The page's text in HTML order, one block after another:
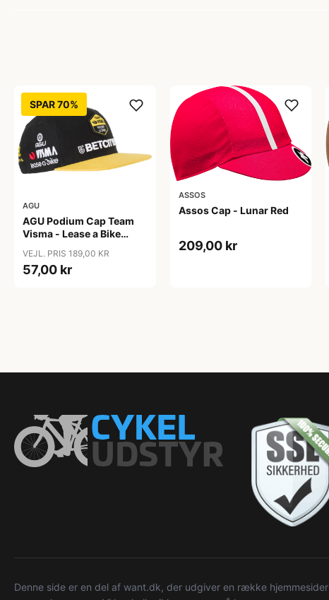
SPAR 70%
AGU
AGU Podium Cap Team
Visma - Lease a Bike
VEJL. PRIS 189,00 KR
57,00 kr
ASSOS
Assos Cap - Lunar Red
209,00 kr
Denne side er en del af want.dk, der udgiver en række